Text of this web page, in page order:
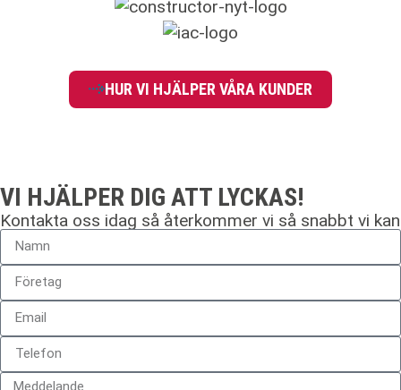
HUR VI HJÄLPER VÅRA KUNDER
VI HJÄLPER DIG ATT LYCKAS!
Kontakta oss idag så återkommer vi så snabbt vi kan